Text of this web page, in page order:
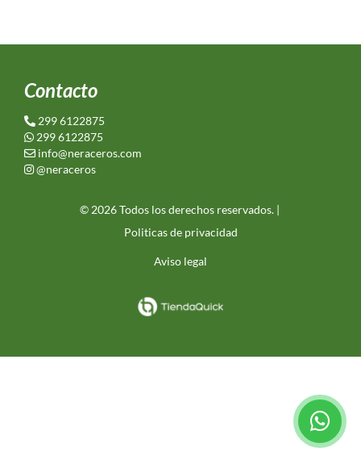
Contacto
299 6122875
299 6122875
info@neraceros.com
@neraceros
© 2026 Todos los derechos reservados. |
Politicas de privacidad
Aviso legal